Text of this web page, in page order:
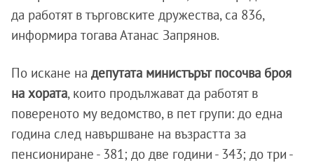
да работят в търговските дружества, са 836,
информира тогава Атанас Запрянов.
По искане на депутата министърът посочва броя
на хората, които продължават да работят в
повереното му ведомство, в пет групи: до една
година след навършване на възрастта за
пенсиониране - 381; до две години - 343; до три -